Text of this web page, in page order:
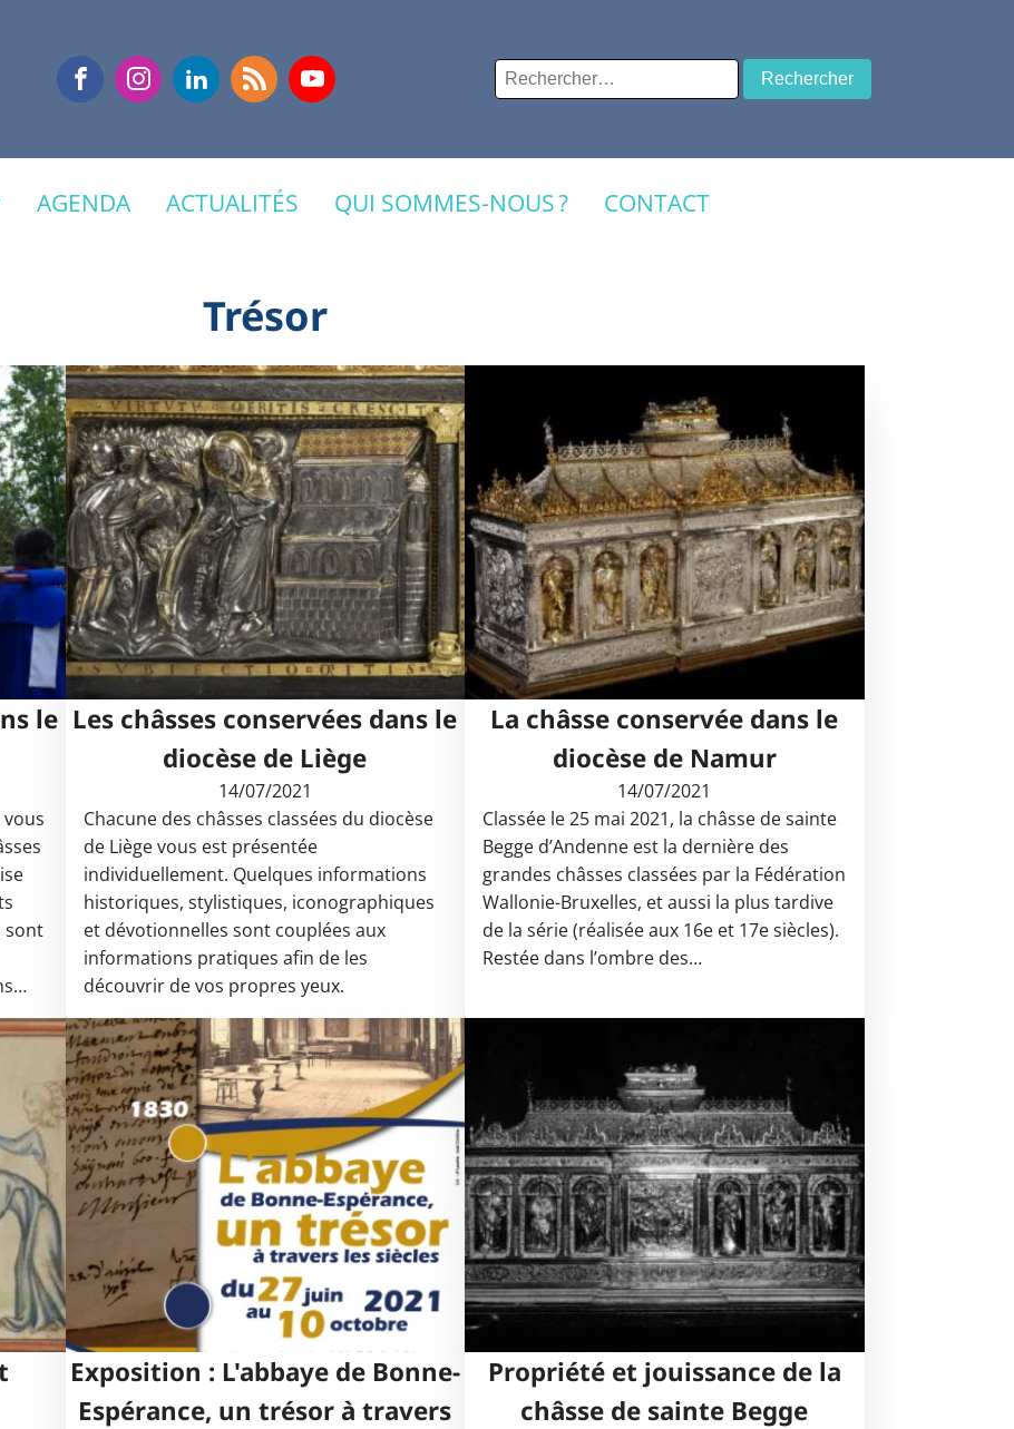
Rechercher :
AGENDA ACTUALITÉS QUI SOMMES-NOUS ? CONTACT
Trésor
le
sont
Les châsses conservées dans le
diocèse de Liège
14/07/2021
Chacune des châsses classées du diocèse
de Liège vous est présentée
individuellement. Quelques informations
historiques, stylistiques, iconographiques
et dévotionnelles sont couplées aux
informations pratiques afin de les
découvrir de vos propres yeux.
La châsse conservée dans le
diocèse de Namur
14/07/2021
Classée le 25 mai 2021, la châsse de sainte
Begge d’Andenne est la dernière des
grandes châsses classées par la Fédération
Wallonie-Bruxelles, et aussi la plus tardive
de la série (réalisée aux 16e et 17e siècles).
Restée dans l’ombre des…
Exposition : L'abbaye de Bonne-
Espérance, un trésor à travers
Propriété et jouissance de la
châsse de sainte Begge